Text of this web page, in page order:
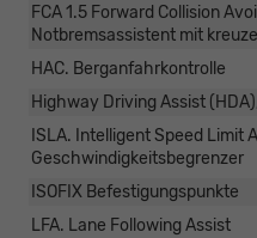
FCA 1.5 Forward Collision
Notbremsassistent mit
HAC. Berganfahrkontrolle
Highway Driving Assist
ISLA. Intelligent Speed Limit
Geschwindigkeitsbegrenzer
ISOFIX Befestigungspunkte
LFA. Lane Following Assist